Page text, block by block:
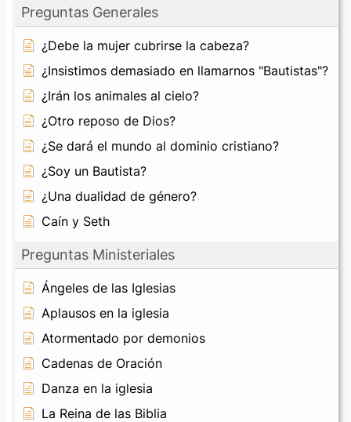
Preguntas Generales
¿Debe la mujer cubrirse la cabeza?
¿Insistimos demasiado en llamarnos "Bautistas"?
¿Irán los animales al cielo?
¿Otro reposo de Dios?
¿Se dará el mundo al dominio cristiano?
¿Soy un Bautista?
¿Una dualidad de género?
Caín y Seth
Preguntas Ministeriales
Ángeles de las Iglesias
Aplausos en la iglesia
Atormentado por demonios
Cadenas de Oración
Danza en la iglesia
La Reina de las Biblia